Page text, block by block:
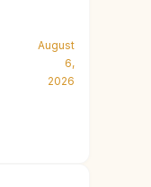
August
6,
2026